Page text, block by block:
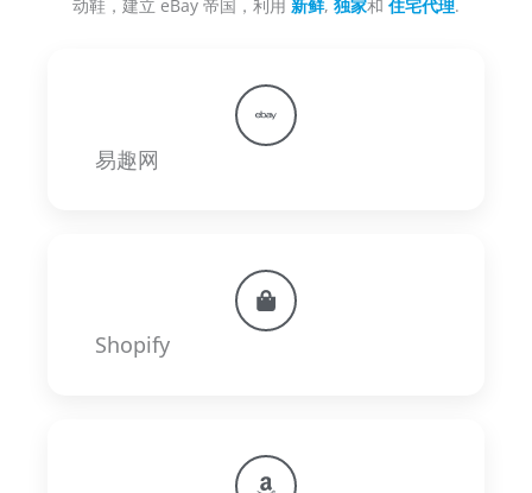
动鞋，建立 eBay 帝国，利用 新鲜, 独家和 住宅代理.
易趣网
Shopify